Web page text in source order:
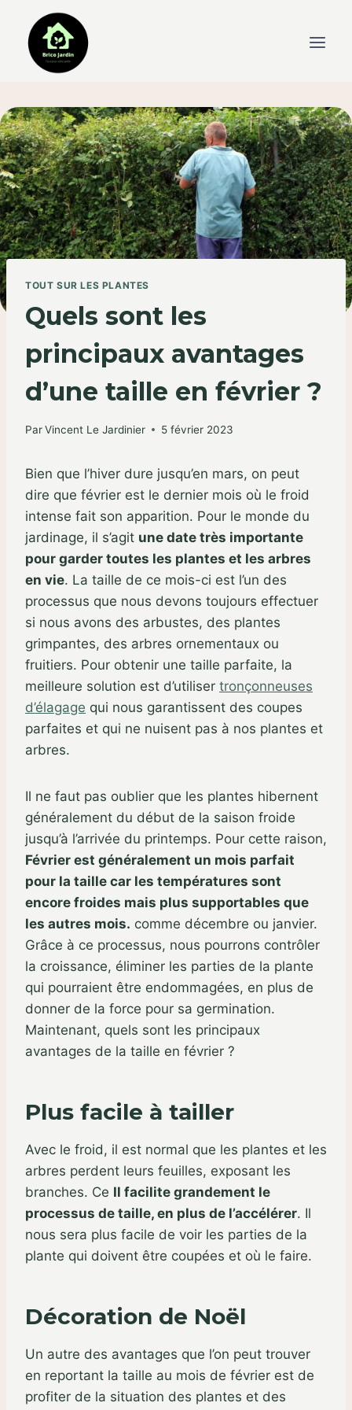
content
TOUT SUR LES PLANTES
Quels sont les
principaux avantages
d’une taille en février ?
ParVincent Le Jardinier 5 février 2023
Bien que l’hiver dure jusqu’en mars, on peut
dire que février est le dernier mois où le froid
intense fait son apparition. Pour le monde du
jardinage, il s’agit une date très importante
pour garder toutes les plantes et les arbres
en vie. La taille de ce mois-ci est l’un des
processus que nous devons toujours effectuer
si nous avons des arbustes, des plantes
grimpantes, des arbres ornementaux ou
fruitiers. Pour obtenir une taille parfaite, la
meilleure solution est d’utiliser tronçonneuses
d’élagage qui nous garantissent des coupes
parfaites et qui ne nuisent pas à nos plantes et
arbres.
Il ne faut pas oublier que les plantes hibernent
généralement du début de la saison froide
jusqu’à l’arrivée du printemps. Pour cette raison,
Février est généralement un mois parfait
pour la taille car les températures sont
encore froides mais plus supportables que
les autres mois. comme décembre ou janvier.
Grâce à ce processus, nous pourrons contrôler
la croissance, éliminer les parties de la plante
qui pourraient être endommagées, en plus de
donner de la force pour sa germination.
Maintenant, quels sont les principaux
avantages de la taille en février ?
Plus facile à tailler
Avec le froid, il est normal que les plantes et les
arbres perdent leurs feuilles, exposant les
branches. Ce Il facilite grandement le
processus de taille, en plus de l’accélérer. Il
nous sera plus facile de voir les parties de la
plante qui doivent être coupées et où le faire.
Décoration de Noël
Un autre des avantages que l’on peut trouver
en reportant la taille au mois de février est de
profiter de la situation des plantes et des